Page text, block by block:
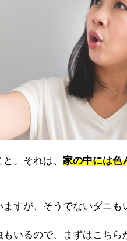
。それは、 家の中には色
すが、そうでないダニも
いるので、まずはこちら